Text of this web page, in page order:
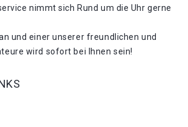
nimmt sich Rund um die Uhr gerne
und einer unserer freundlichen und
wird sofort bei Ihnen sein!